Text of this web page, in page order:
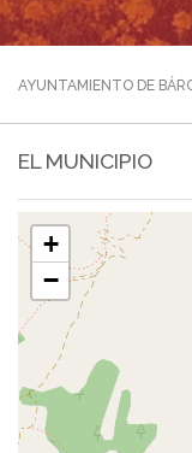
AYUNTAMIENTO DE
EL MUNICIPIO
+
−